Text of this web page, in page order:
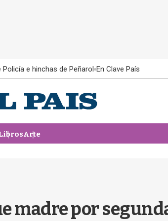
Policía e hinchas de Peñarol En Clave País
Arte
madre por